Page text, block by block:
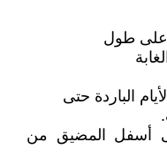
على طول
الباردة حتى
أسفل المضيق من